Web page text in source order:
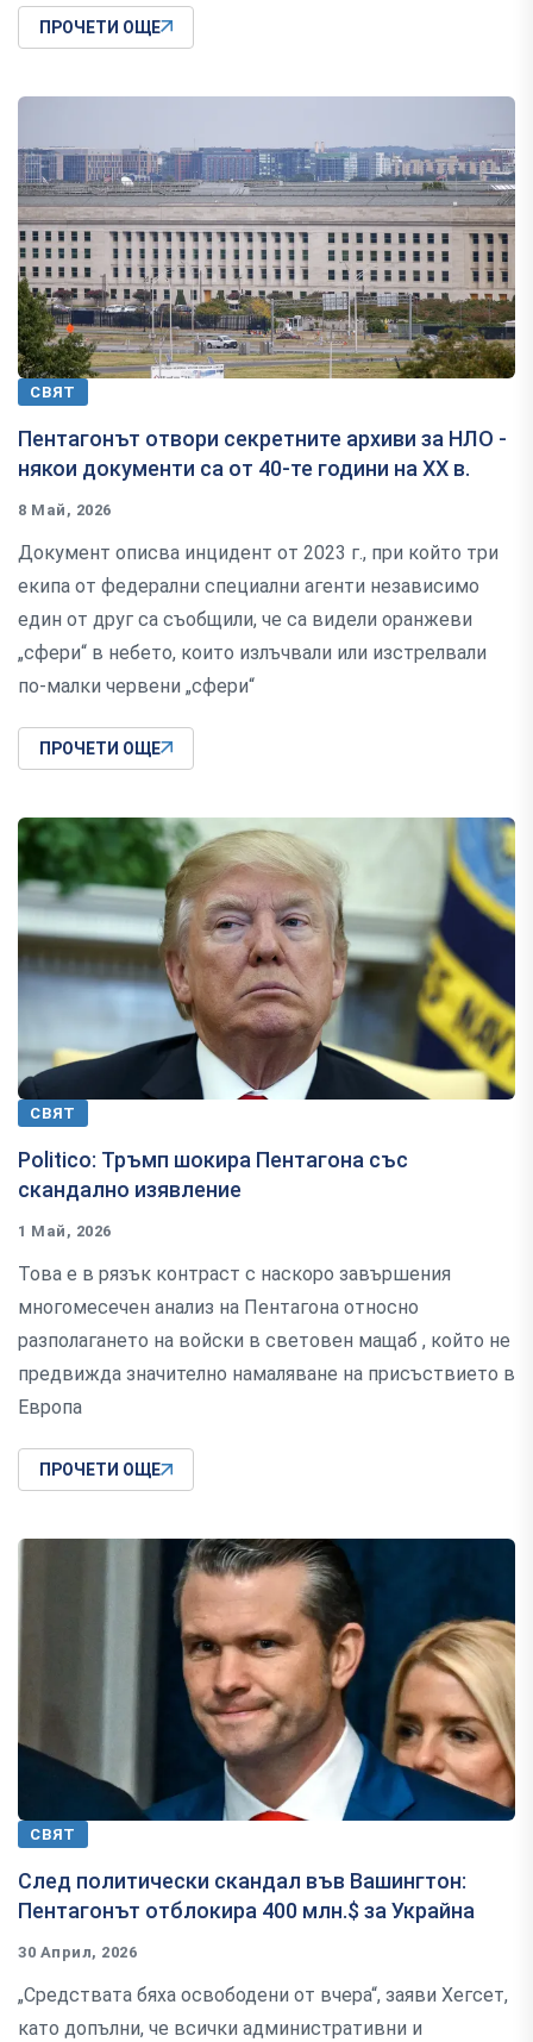
ПРОЧЕТИ ОЩЕ
СВЯТ
Пентагонът отвори секретните архиви за НЛО -
някои документи са от 40-те години на XX в.
8 Май, 2026
Документ описва инцидент от 2023 г., при който три
екипа от федерални специални агенти независимо
един от друг са съобщили, че са видели оранжеви
„сфери“ в небето, които излъчвали или изстрелвали
по-малки червени „сфери“
ПРОЧЕТИ ОЩЕ
СВЯТ
Politico: Тръмп шокира Пентагона със
скандално изявление
1 Май, 2026
Това е в рязък контраст с наскоро завършения
многомесечен анализ на Пентагона относно
разполагането на войски в световен мащаб , който не
предвижда значително намаляване на присъствието в
Европа
ПРОЧЕТИ ОЩЕ
СВЯТ
След политически скандал във Вашингтон:
Пентагонът отблокира 400 млн.$ за Украйна
30 Април, 2026
„Средствата бяха освободени от вчера“, заяви Хегсет,
като допълни, че всички административни и